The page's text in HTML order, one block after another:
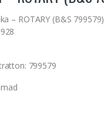
– ROTARY (B&S 799579)
799579